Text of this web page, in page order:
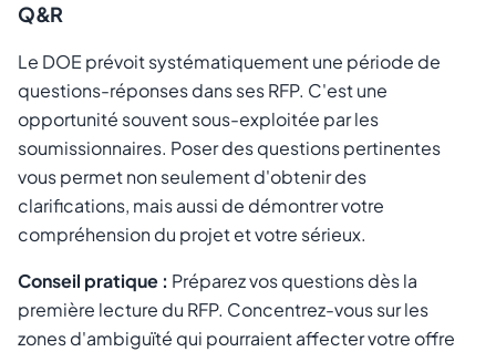
Q&R
Le DOE prévoit systématiquement une période de
questions-réponses dans ses RFP. C'est une
opportunité souvent sous-exploitée par les
soumissionnaires. Poser des questions pertinentes
vous permet non seulement d'obtenir des
clarifications, mais aussi de démontrer votre
compréhension du projet et votre sérieux.
Conseil pratique : Préparez vos questions dès la
première lecture du RFP. Concentrez-vous sur les
zones d'ambiguïté qui pourraient affecter votre offre